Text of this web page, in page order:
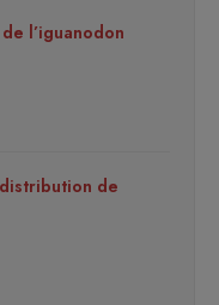
l’iguanodon
de